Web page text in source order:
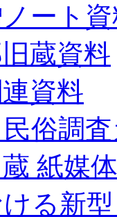
ート
蔵資料
資料
俗調査
紙媒
る新